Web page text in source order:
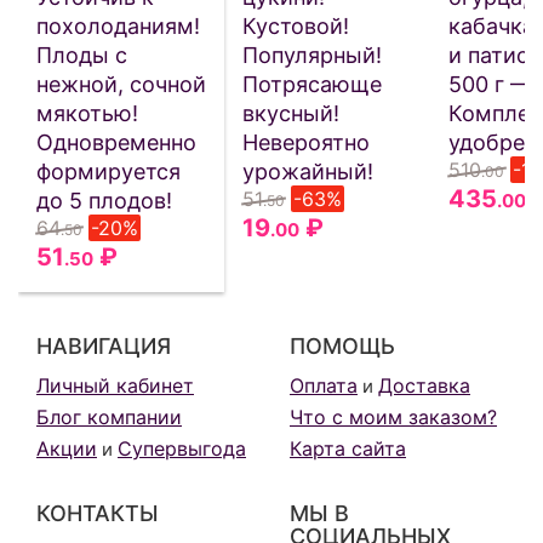
похолоданиям!
Плоды с
нежной, сочной
мякотью!
Одновременно
формируется
до 5 плодов!
64.50 -20%
51.50 ₽
Кустовой!
Популярный!
Потрясающе
вкусный!
Невероятно
урожайный!
51.50 -63%
19.00 ₽
и
500 г —
510.00 -
435.00
НАВИГАЦИЯ
Личный кабинет
Блог компании
Акции и Супервыгода
ПОМОЩЬ
Оплата и Доставка
Что с моим заказом?
Карта сайта
КОНТАКТЫ
МЫ В
СОЦИАЛЬНЫХ